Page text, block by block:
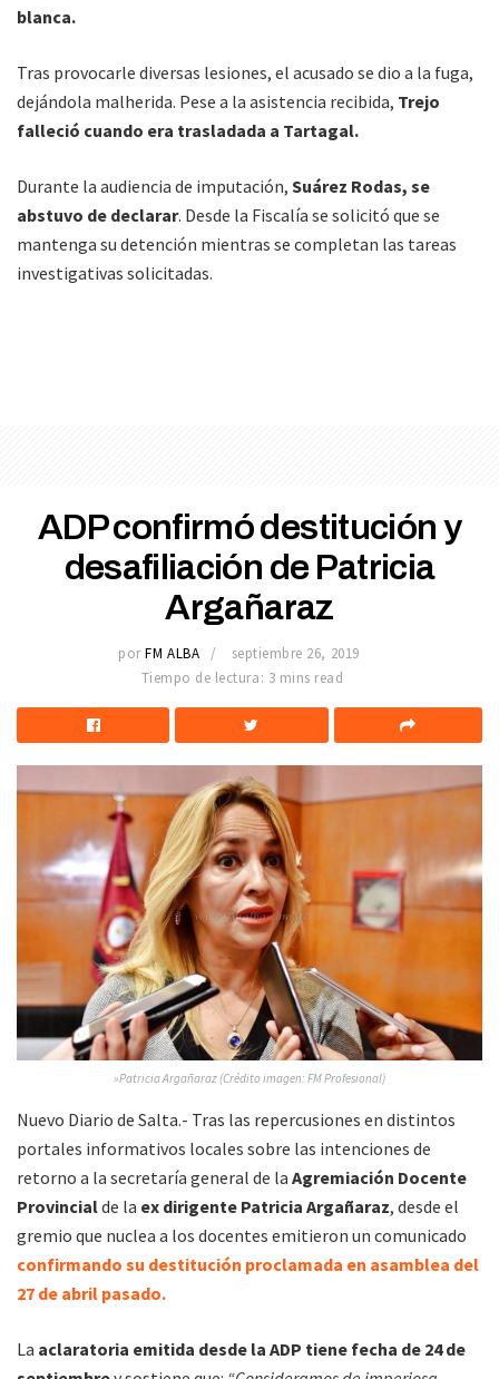
blanca.
Tras provocarle diversas lesiones, el acusado se dio a la fuga,
dejándola malherida. Pese a la asistencia recibida, Trejo
falleció cuando era trasladada a Tartagal.
Durante la audiencia de imputación, Suárez Rodas, se
abstuvo de declarar. Desde la Fiscalía se solicitó que se
mantenga su detención mientras se completan las tareas
investigativas solicitadas.
ADP confirmó destitución y
desafiliación de Patricia
Argañaraz
por FM ALBA
septiembre 26, 2019
Tiempo de lectura: 3 mins read
»Patricia Argañaraz (Crédito imagen: FM Profesional)
Nuevo Diario de Salta.- Tras las repercusiones en distintos
portales informativos locales sobre las intenciones de
retorno a la secretaría general de la Agremiación Docente
Provincialde la ex dirigente Patricia Argañaraz, desde el
gremio que nuclea a los docentes emitieron un comunicado
confirmando su destitución proclamada en asamblea del
27 de abril pasado.
La aclaratoria emitida desde la ADP tiene fecha de 24 de